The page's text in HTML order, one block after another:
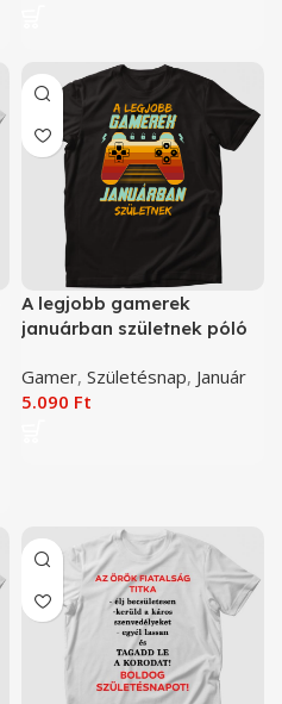
A legjobb gamerek
januárban születnek póló
Gamer, Születésnap, Január
5.090 Ft